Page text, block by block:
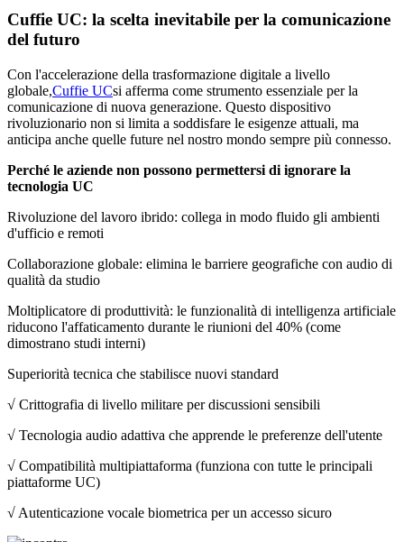
Cuffie UC: la scelta inevitabile per la comunicazione
del futuro
Con l'accelerazione della trasformazione digitale a livello
globale,Cuffie UCsi afferma come strumento essenziale per la
comunicazione di nuova generazione. Questo dispositivo
rivoluzionario non si limita a soddisfare le esigenze attuali, ma
anticipa anche quelle future nel nostro mondo sempre più connesso.
Perché le aziende non possono permettersi di ignorare la
tecnologia UC
Rivoluzione del lavoro ibrido: collega in modo fluido gli ambienti
d'ufficio e remoti
Collaborazione globale: elimina le barriere geografiche con audio di
qualità da studio
Moltiplicatore di produttività: le funzionalità di intelligenza artificiale
riducono l'affaticamento durante le riunioni del 40% (come
dimostrano studi interni)
Superiorità tecnica che stabilisce nuovi standard
√ Crittografia di livello militare per discussioni sensibili
√ Tecnologia audio adattiva che apprende le preferenze dell'utente
√ Compatibilità multipiattaforma (funziona con tutte le principali
piattaforme UC)
√ Autenticazione vocale biometrica per un accesso sicuro